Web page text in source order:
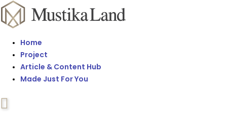
Home
Project
Article & Content Hub
Made Just For You